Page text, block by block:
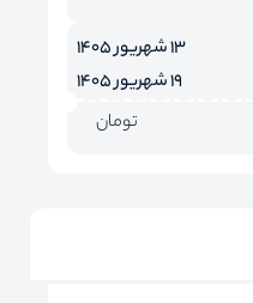
13 شهریور 1405
19 شهریور 1405
تومان